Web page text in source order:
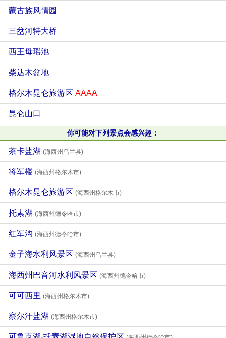
蒙古族风情园
三岔河特大桥
西王母瑶池
柴达木盆地
格尔木昆仑旅游区 AAAA
昆仑山口
你可能对下列景点会感兴趣：
茶卡盐湖 (海西州乌兰县)
将军楼 (海西州格尔木市)
格尔木昆仑旅游区 (海西州格尔木市)
托素湖 (海西州德令哈市)
红军沟 (海西州德令哈市)
金子海水利风景区 (海西州乌兰县)
海西州巴音河水利风景区 (海西州德令哈市)
可可西里 (海西州格尔木市)
察尔汗盐湖 (海西州格尔木市)